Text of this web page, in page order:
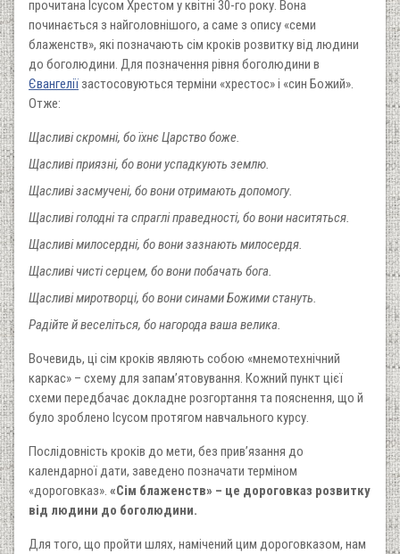
прочитана Ісусом Хрестом у квітні 30-го року. Вона
починається з найголовнішого, а саме з опису «семи
блаженств», які позначають сім кроків розвитку від людини
до боголюдини. Для позначення рівня боголюдини в
Євангелії застосовуються терміни «хрестос» і «син Божий».
Отже:
Щасливі скромні, бо їхнє Царство боже.
Щасливі приязні, бо вони успадкують землю.
Щасливі засмучені, бо вони отримають допомогу.
Щасливі голодні та спраглі праведності, бо вони наситяться.
Щасливі милосердні, бо вони зазнають милосердя.
Щасливі чисті серцем, бо вони побачать бога.
Щасливі миротворці, бо вони синами Божими стануть.
Радійте й веселіться, бо нагорода ваша велика.
Вочевидь, ці сім кроків являють собою «мнемотехнічний
каркас» – схему для запам’ятовування. Кожний пункт цієї
схеми передбачає докладне розгортання та пояснення, що й
було зроблено Ісусом протягом навчального курсу.
Послідовність кроків до мети, без прив’язання до
календарної дати, заведено позначати терміном
«дороговказ». «Сім блаженств» – це дороговказ розвитку
від людини до боголюдини.
Для того, що пройти шлях, намічений цим дороговказом, нам